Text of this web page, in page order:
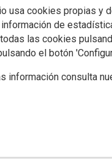
usa cookies propias y
de
las cookies
el botón
información consulta
de la salud mental en el